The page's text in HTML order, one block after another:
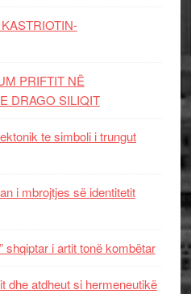
PRIFTIT NË
DRAGO SILIQIT
te simboli i trungut
i mbrojtjes së identitetit
shqiptar i artit tonë kombëtar
dhe atdheut si hermeneutikë